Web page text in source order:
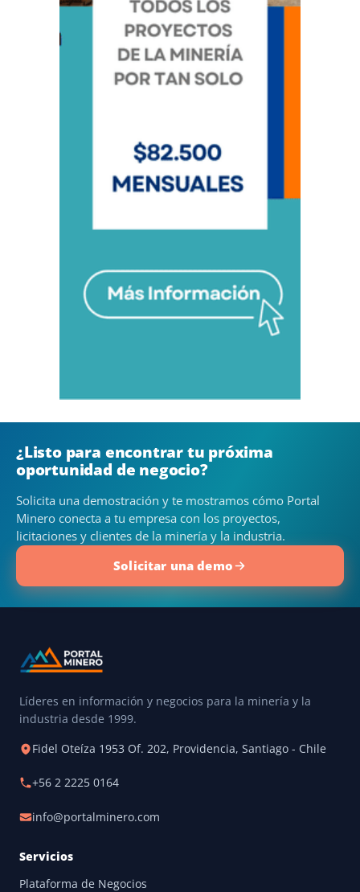
¿Listo para encontrar tu próxima
oportunidad de negocio?
Solicita una demostración y te mostramos cómo Portal
Minero conecta a tu empresa con los proyectos,
licitaciones y clientes de la minería y la industria.
Solicitar una demo
Líderes en información y negocios para la minería y la
industria desde 1999.
Fidel Oteíza 1953 Of. 202, Providencia, Santiago - Chile
+56 2 2225 0164
info@portalminero.com
Servicios
Plataforma de Negocios